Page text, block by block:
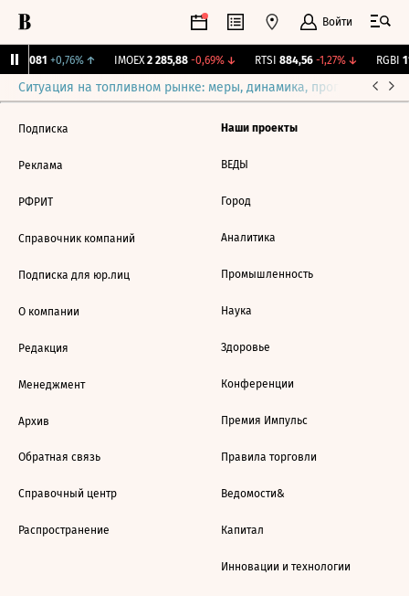
Войти
12,081 +0,76%↑ IMOEX 2 285,88 -0,69%↓ RTSI 884,56 -1,27%↓ RGBI
Ситуация на топливном рынке: меры, динамика, прогнозы
Подписка
Реклама
РФРИТ
Справочник компаний
Подписка для юр.лиц
О компании
Редакция
Менеджмент
Архив
Обратная связь
Справочный центр
Распространение
Наши проекты
ВЕДЫ
Город
Аналитика
Промышленность
Наука
Здоровье
Конференции
Премия Импульс
Правила торговли
Ведомости&
Капитал
Инновации и технологии